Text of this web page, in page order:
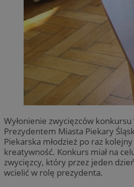
Wyłonienie zwycięzców konkursu
Prezydentem Miasta Piekary
Piekarska młodzież po raz kolejny
kreatywność. Konkurs miał na
zwycięzcy, który przez jeden
wcielić w rolę prezydenta.